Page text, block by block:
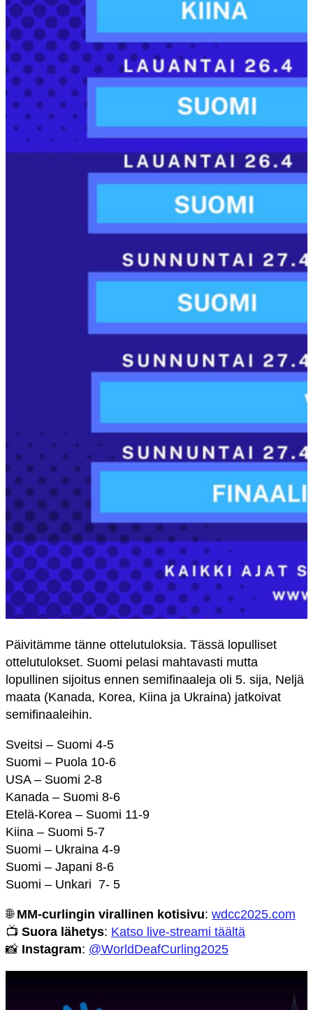
Päivitämme tänne ottelutuloksia. Tässä lopulliset
ottelutulokset. Suomi pelasi mahtavasti mutta
lopullinen sijoitus ennen semifinaaleja oli 5. sija, Neljä
maata (Kanada, Korea, Kiina ja Ukraina) jatkoivat
semifinaaleihin.
Sveitsi – Suomi 4-5
Suomi – Puola 10-6
USA – Suomi 2-8
Kanada – Suomi 8-6
Etelä-Korea – Suomi 11-9
Kiina – Suomi 5-7
Suomi – Ukraina 4-9
Suomi – Japani 8-6
Suomi – Unkari 7- 5
🌐 MM-curlingin virallinen kotisivu: wdcc2025.com
📺 Suora lähetys: Katso live-streami täältä
📸 Instagram: @WorldDeafCurling2025